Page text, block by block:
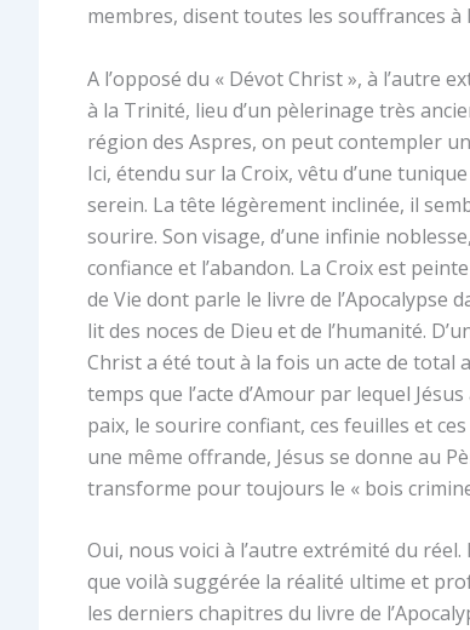
membres, disent toutes les souffrances
A l’opposé du « Dévot Christ », à l’autre
à la Trinité, lieu d’un pèlerinage très
région des Aspres, on peut contempler
Ici, étendu sur la Croix, vêtu d’une
serein. La tête légèrement inclinée, il
sourire. Son visage, d’une infinie
confiance et l’abandon. La Croix est
de Vie dont parle le livre de l’Apocalypse
lit des noces de Dieu et de l’humanité.
Christ a été tout à la fois un acte de total
temps que l’acte d’Amour par lequel
paix, le sourire confiant, ces feuilles et
une même offrande, Jésus se donne au
transforme pour toujours le « bois
Oui, nous voici à l’autre extrémité du
que voilà suggérée la réalité ultime et
les derniers chapitres du livre de